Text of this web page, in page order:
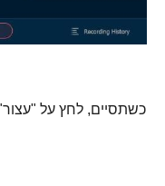
כשתסיים, לחץ על